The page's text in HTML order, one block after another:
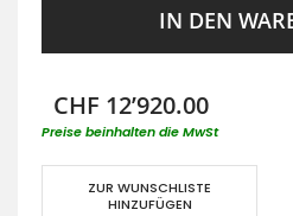
IN DEN
CHF 12’920.00
Preise beinhalten die MwSt
ZUR WUNSCHLISTE
HINZUFÜGEN